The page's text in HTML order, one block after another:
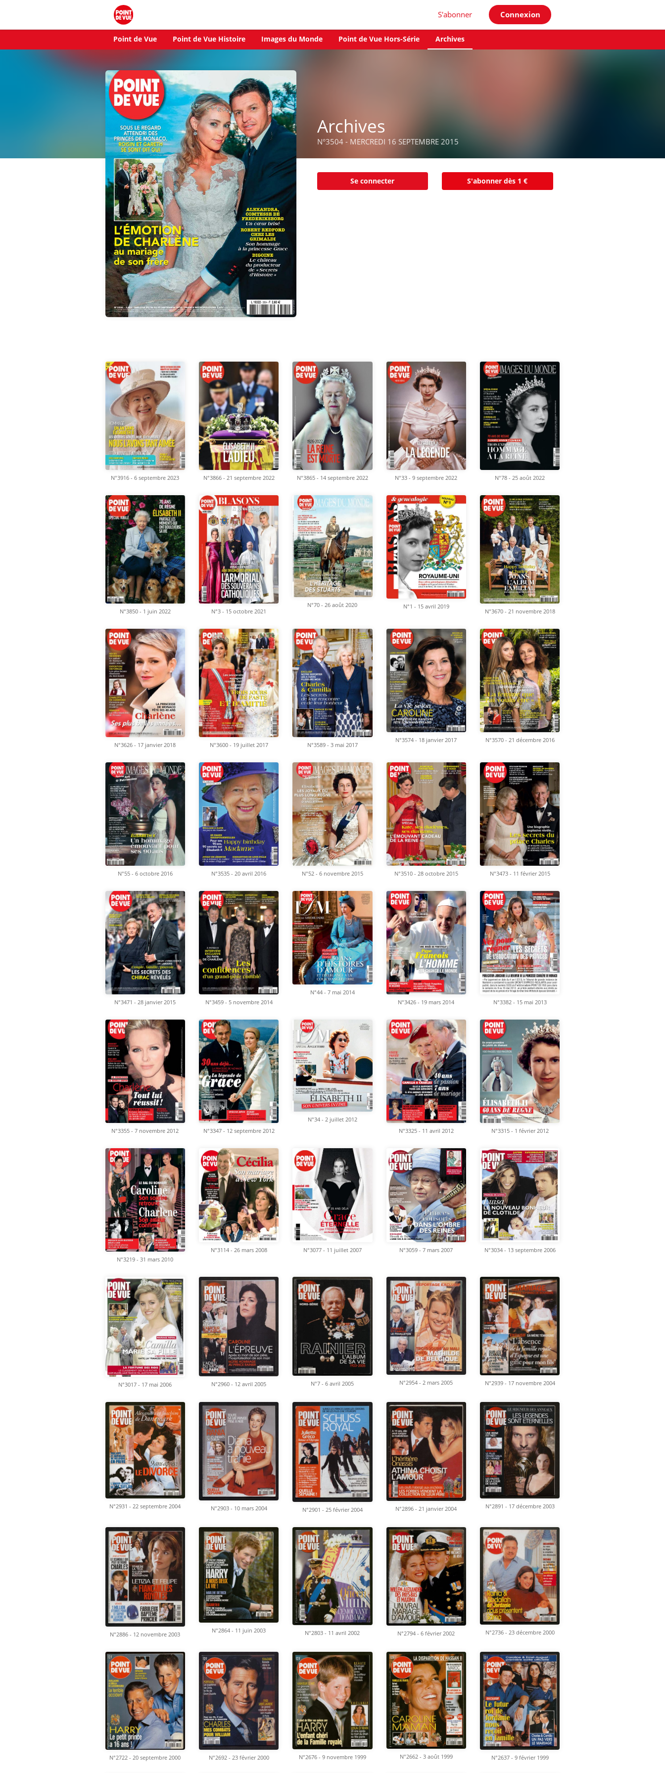
S'abonner Connexion
Point de Vue Point de Vue Histoire Images du Monde Point de Vue Hors-Série Archives
Archives
N°3504 - MERCREDI 16 SEPTEMBRE 2015
Se connecter S'abonner dès 1 €
N°3916 - 6 septembre 2023 N°3866 - 21 septembre 2022 N°3865 - 14 septembre 2022 N°33 - 9 septembre 2022 N°78 - 25 août 2022
N°3850 - 1 juin 2022 N°3 - 15 octobre 2021
N°70 - 26 août 2020 N°1 - 15 avril 2019
N°3670 - 21 novembre 2018
N°3626 - 17 janvier 2018 N°3600 - 19 juillet 2017 N°3589 - 3 mai 2017
N°3574 - 18 janvier 2017 N°3570 - 21 décembre 2016
N°55 - 6 octobre 2016 N°3535 - 20 avril 2016 N°52 - 6 novembre 2015 N°3510 - 28 octobre 2015 N°3473 - 11 février 2015
N°3471 - 28 janvier 2015 N°3459 - 5 novembre 2014
N°44 - 7 mai 2014
N°3426 - 19 mars 2014
N°3382 - 15 mai 2013
N°3355 - 7 novembre 2012 N°3347 - 12 septembre 2012
N°34 - 2 juillet 2012
N°3325 - 11 avril 2012
N°3315 - 1 février 2012
N°3219 - 31 mars 2010
N°3114 - 26 mars 2008 N°3077 - 11 juillet 2007 N°3059 - 7 mars 2007 N°3034 - 13 septembre 2006
N°3017 - 17 mai 2006 N°2960 - 12 avril 2005 N°7 - 6 avril 2005 N°2954 - 2 mars 2005 N°2939 - 17 novembre 2004
N°2931 - 22 septembre 2004 N°2903 - 10 mars 2004 N°2901 - 25 février 2004 N°2896 - 21 janvier 2004 N°2891 - 17 décembre 2003
N°2886 - 12 novembre 2003
N°2864 - 11 juin 2003 N°2803 - 11 avril 2002 N°2794 - 6 février 2002 N°2736 - 23 décembre 2000
N°2722 - 20 septembre 2000 N°2692 - 23 février 2000 N°2676 - 9 novembre 1999 N°2662 - 3 août 1999 N°2637 - 9 février 1999